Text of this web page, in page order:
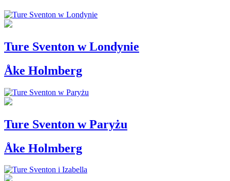
Ture Sventon w Londynie
Åke Holmberg
Ture Sventon w Paryżu
Åke Holmberg